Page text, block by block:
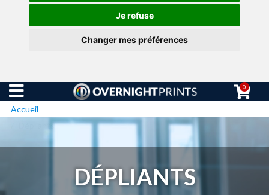
Je refuse
Changer mes préférences
0
Accueil
Dépliants
DÉPLIANTS